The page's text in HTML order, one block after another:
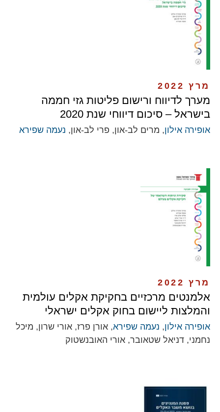
מרץ 2022
מערך לדיווח ורישום פליטות גזי חממה
בישראל – סיכום דיווחי שנת 2020
אופירה אילון, מרים לב-און, פרי לב-און, נעמה שפירא
מרץ 2022
אלמנטים מרכזיים בחקיקת אקלים עולמית
והמלצות ליישום בחוק אקלים ישראלי
אופירה אילון, נעמה שפירא, אורן פרז, אורי שרון, מיכל
נחמני, דניאל שטאובר, אורי האובנשטוק